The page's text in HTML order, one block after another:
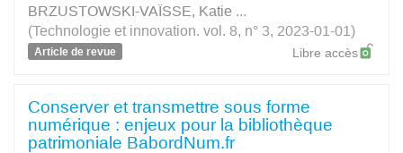
BRZUSTOWSKI-VAÏSSE, Katie ...
(Technologie et innovation. vol. 8, n° 3, 2023-01-01)
Article de revue Libre accès
Conserver et transmettre sous forme
numérique : enjeux pour la bibliothèque
patrimoniale BabordNum.fr